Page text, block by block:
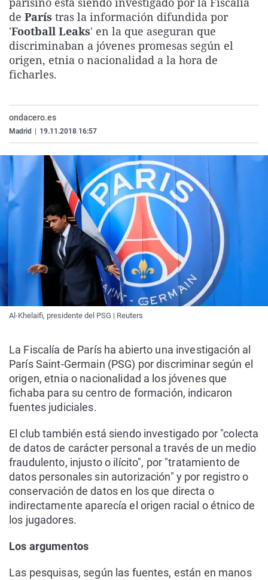
La rosa de los vientos
Gente viajera
Como el perro y el
Caso
Retornados
Equipo de
Extremadura
Galicia
La Rioja
Virales
Televisión
Elecciones
de París tras la información difundida por
'Football Leaks' en la que aseguran que
discriminaban a jóvenes promesas según el
origen, etnia o nacionalidad a la hora de
ficharles.
ondacero.es
Madrid 19.11.2018 16:57
Al-Khelaifi, presidente del PSG | Reuters
La Fiscalía de París ha abierto una investigación al
París Saint-Germain (PSG) por discriminar según el
origen, etnia o nacionalidad a los jóvenes que
fichaba para su centro de formación, indicaron
fuentes judiciales.
El club también está siendo investigado por "colecta
de datos de carácter personal a través de un medio
fraudulento, injusto o ilícito", por "tratamiento de
datos personales sin autorización" y por registro o
conservación de datos en los que directa o
indirectamente aparecía el origen racial o étnico de
los jugadores.
Los argumentos
Las pesquisas, según las fuentes, están en manos